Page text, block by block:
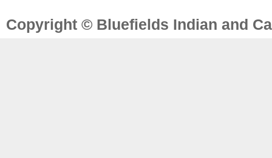
Copyright © Bluefields Indian and